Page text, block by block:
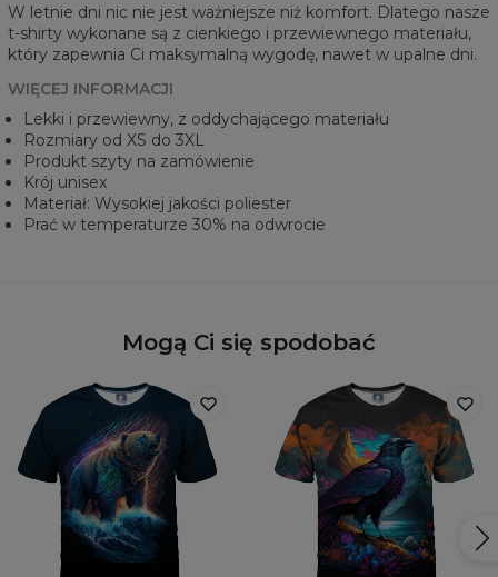
W letnie dni nic nie jest ważniejsze niż komfort. Dlatego nasze
t-shirty wykonane są z cienkiego i przewiewnego materiału,
który zapewnia Ci maksymalną wygodę, nawet w upalne dni.
WIĘCEJ INFORMACJI
Lekki i przewiewny, z oddychającego materiału
Rozmiary od XS do 3XL
Produkt szyty na zamówienie
Krój unisex
Materiał: Wysokiej jakości poliester
Prać w temperaturze 30% na odwrocie
Mogą Ci się spodobać